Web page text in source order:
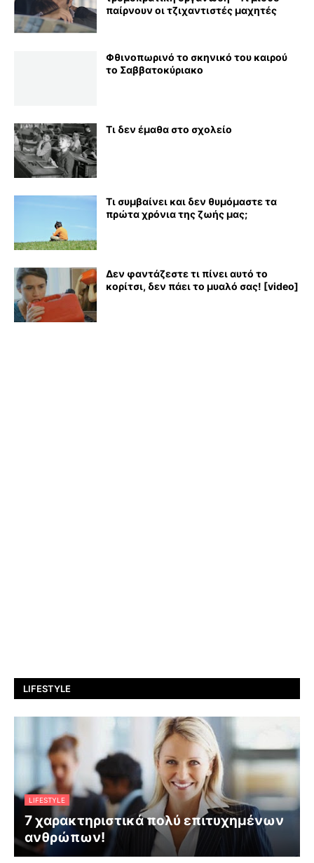
παίρνουν οι τζιχαντιστές μαχητές
Φθινοπωρινό το σκηνικό του καιρού
το Σαββατοκύριακο
Τι δεν έμαθα στο σχολείο
Τι συμβαίνει και δεν θυμόμαστε τα
πρώτα χρόνια της ζωής μας;
Δεν φαντάζεστε τι πίνει αυτό το
κορίτσι, δεν πάει το μυαλό σας! [video]
LIFESTYLE
LIFESTYLE
7 χαρακτηριστικά πολύ επιτυχημένων
ανθρώπων!